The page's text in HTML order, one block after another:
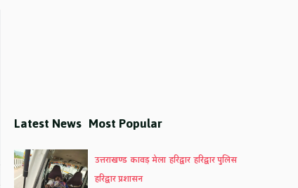
Latest News Most Popular
उत्तराखण्ड कावड़ मेला हरिद्वार हरिद्वार पुलिस
हरिद्वार प्रशासन